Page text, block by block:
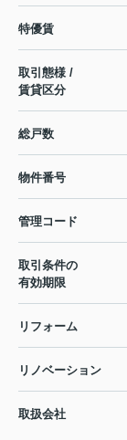
特優賃
取引態様 /
賃貸区分
総戸数
物件番号
管理コード
取引条件の
有効期限
リフォーム
リノベーション
取扱会社